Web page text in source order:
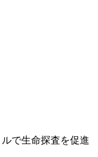
で生命探査を促進